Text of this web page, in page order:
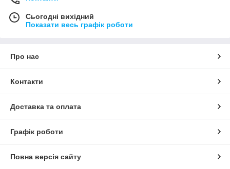
Сьогодні вихідний
Показати весь графік роботи
Про нас
Контакти
Доставка та оплата
Графік роботи
Повна версія сайту